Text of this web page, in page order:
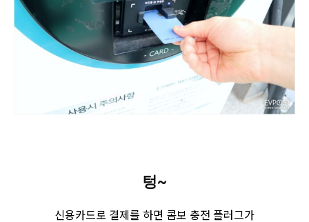
텅~
신용카드로 결제를 하면 콤보 충전 플러그가